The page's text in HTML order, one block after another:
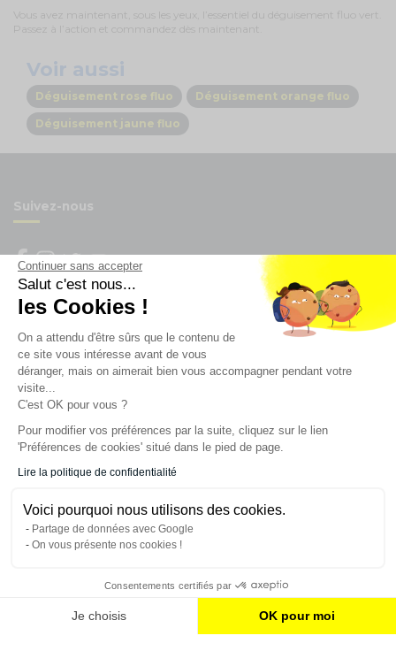
Continuer sans accepter
Salut c'est nous...
les Cookies !
On a attendu d'être sûrs que le contenu de
ce site vous intéresse avant de vous
déranger, mais on aimerait bien vous accompagner pendant votre
visite...
C'est OK pour vous ?
Pour modifier vos préférences par la suite, cliquez sur le lien
'Préférences de cookies' situé dans le pied de page.
Lire la politique de confidentialité
Voici pourquoi nous utilisons des cookies.
Partage de données avec Google
On vous présente nos cookies !
Consentements certifiés par
Je choisis OK pour moi
Vous avez maintenant, sous les yeux, l’essentiel du déguisement fluo vert.
Passez à l’action et commandez dès maintenant.
Voir aussi
Déguisement rose fluo Déguisement orange fluo
Déguisement jaune fluo
Suivez-nous
Newsletter
Enregistrez vous à la newsletter
Restez à l'actualité sur nos produits et les offres du
moment
NOS SERVICES
INFORMATIONS